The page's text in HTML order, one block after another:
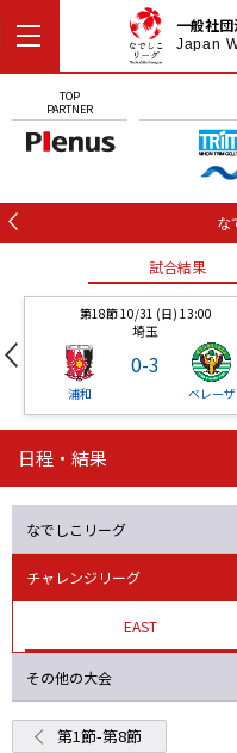
一般社
Japan
TOP
PARTNER
な
試合結果
第18節 10/31 (日) 13:00
埼玉
浦和
0-3
ベレーザ
日程・結果
なでしこリーグ
チャレンジリーグ
EAST
その他の大会
第1節-第8節